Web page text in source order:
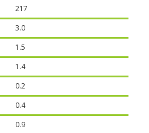
217
3.0
1.5
1.4
0.2
0.4
0.9